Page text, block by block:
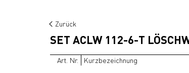
Zurück
SET ACLW 112-6-T
Art. Nr. Kurzbezeichnung